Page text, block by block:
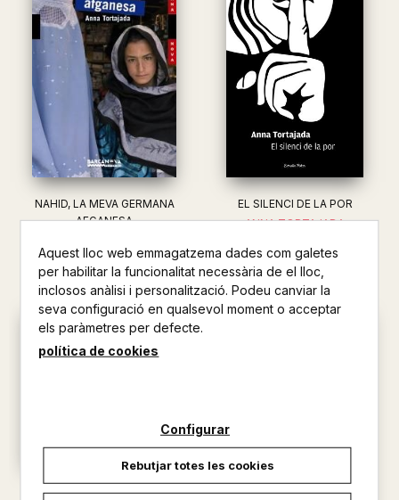
NAHID, LA MEVA GERMANA
AFGANESA
8,90 €
EL SILENCI DE LA POR
ANNA TORTAJADA
11,95 €
RONDALLES MERAVELLOSES
Aquest lloc web emmagatzema dades com galetes
per habilitar la funcionalitat necessària de el lloc,
inclosos anàlisi i personalització. Podeu canviar la
seva configuració en qualsevol moment o acceptar
els paràmetres per defecte.
política de cookies
Configurar
Rebutjar totes les cookies